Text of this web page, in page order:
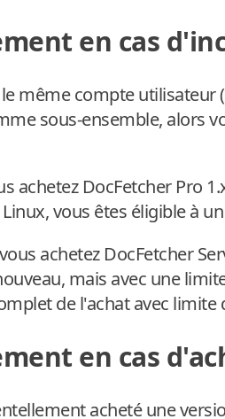
en cas
le même compte
sous-ensemble, alors
achetez DocFetcher Pro
vous êtes éligible à
achetez DocFetcher
mais avec une
de l'achat avec limite
en cas
acheté une